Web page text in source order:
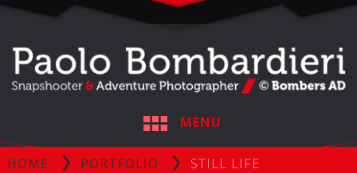
MENU
HOME PORTFOLIO STILL LIFE